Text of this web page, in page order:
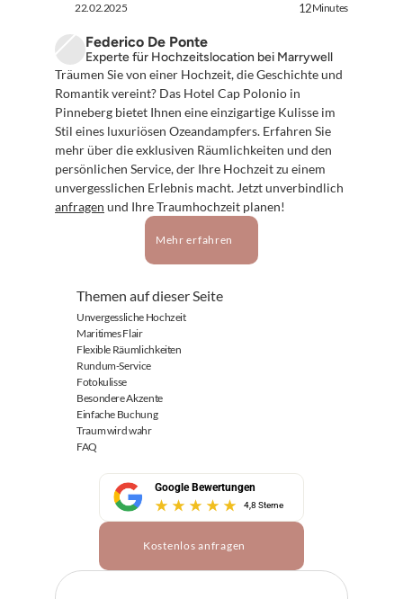
22.02.2025 12Minutes
Federico De Ponte
Experte für Hochzeitslocation bei Marrywell
Träumen Sie von einer Hochzeit, die Geschichte und
Romantik vereint? Das Hotel Cap Polonio in
Pinneberg bietet Ihnen eine einzigartige Kulisse im
Stil eines luxuriösen Ozeandampfers. Erfahren Sie
mehr über die exklusiven Räumlichkeiten und den
persönlichen Service, der Ihre Hochzeit zu einem
anfragen und Ihre Traumhochzeit planen!
Mehr erfahren
Themen auf dieser Seite
Unvergessliche Hochzeit
Maritimes Flair
Flexible Räumlichkeiten
Rundum-Service
Fotokulisse
Besondere Akzente
Einfache Buchung
Traum wird wahr
FAQ
Google Bewertungen
4,8 Sterne
Kostenlos anfragen